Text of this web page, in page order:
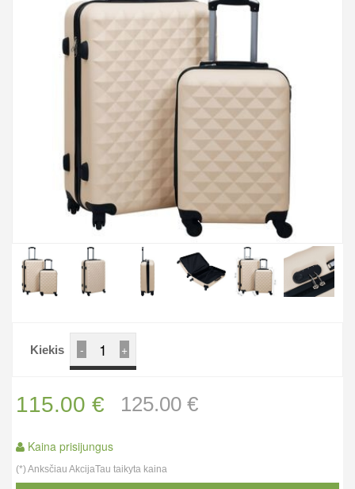
Kiekis - +
115.00 €
Kaina prisijungus
125.00 €
(*) Anksčiau AkcijaTau taikyta kaina